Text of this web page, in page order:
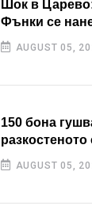
Шок в
Фънки се
AUGUST 05,
150 бона
AUGUST 05,